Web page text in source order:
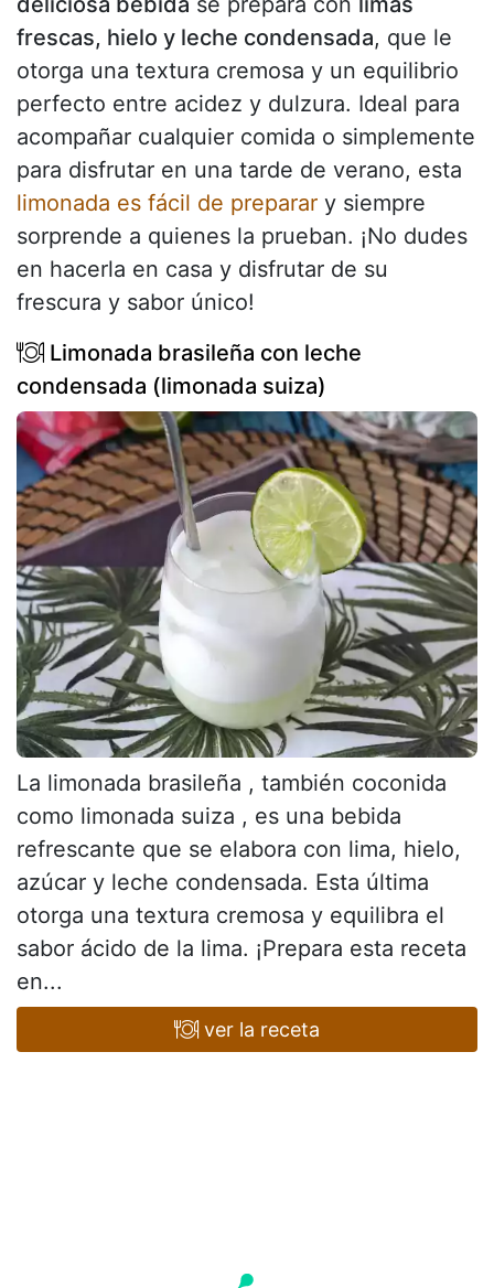
frescas, hielo y leche condensada, que le
otorga una textura cremosa y un equilibrio
perfecto entre acidez y dulzura. Ideal para
acompañar cualquier comida o simplemente
para disfrutar en una tarde de verano, esta
limonada es fácil de preparar y siempre
sorprende a quienes la prueban. ¡No dudes
en hacerla en casa y disfrutar de su
frescura y sabor único!
Limonada brasileña con leche
condensada (limonada suiza)
La limonada brasileña , también coconida
como limonada suiza , es una bebida
refrescante que se elabora con lima, hielo,
azúcar y leche condensada. Esta última
otorga una textura cremosa y equilibra el
sabor ácido de la lima. ¡Prepara esta receta
en...
ver la receta